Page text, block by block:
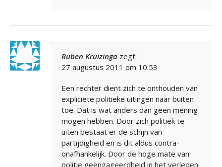
Ruben Kruizinga zegt:
27 augustus 2011 om 10:53
Een rechter dient zich te onthouden van
expliciete politieke uitingen naar buiten
toe. Dat is wat anders dan geen mening
mogen hebben. Door zich politiek te
uiten bestaat er de schijn van
partijdigheid en is dit aldus contra-
onafhankelijk. Door de hoge mate van
politie geëngageerdheid in het verleden